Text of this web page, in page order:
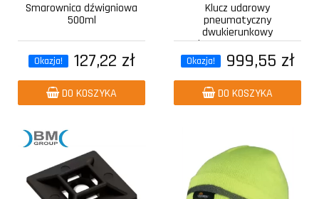
Smarownica dźwigniowa
500ml
Okazja! 127,22 zł
DO KOSZYKA
Klucz udarowy
pneumatyczny
dwukierunkowy
kompozytowy z...
Okazja! 999,55 zł
DO KOSZYKA